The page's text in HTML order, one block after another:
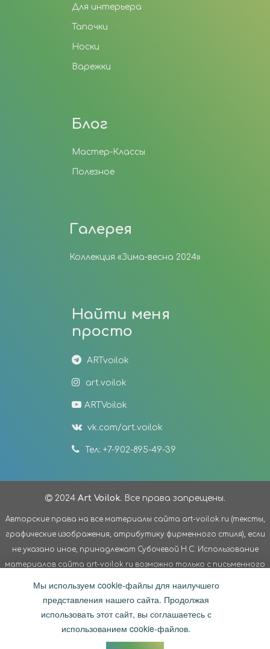
Для интерьера
Тапочки
Носки
Варежки
Блог
Мастер-Классы
Полезное
Галерея
Коллекция «Зима-весна 2024»
Найти меня
просто
ARTvoilok
art.voilok
ARTVoilok
vk.com/art.voilok
Тел: +7-902-895-49-39
2024 Art Voilok. Все права запрещены.
Авторские права на все материалы сайта art-voilok.ru (тексты,
графические изображения, атрибутику фирменного стиля), если
не указано иное, принадлежат Субочевой Н.С. Использование
материалов сайта art-voilok.ru возможно только с письменного
правообладателя; использовать материалы сайта в
коммерческих целях. Авторские права на материалы сайта
защищены действующим законодательством Российской
Мы используем cookie-файлы для наилучшего
представления нашего сайта. Продолжая
использовать этот сайт, вы соглашаетесь с
использованием cookie-файлов.